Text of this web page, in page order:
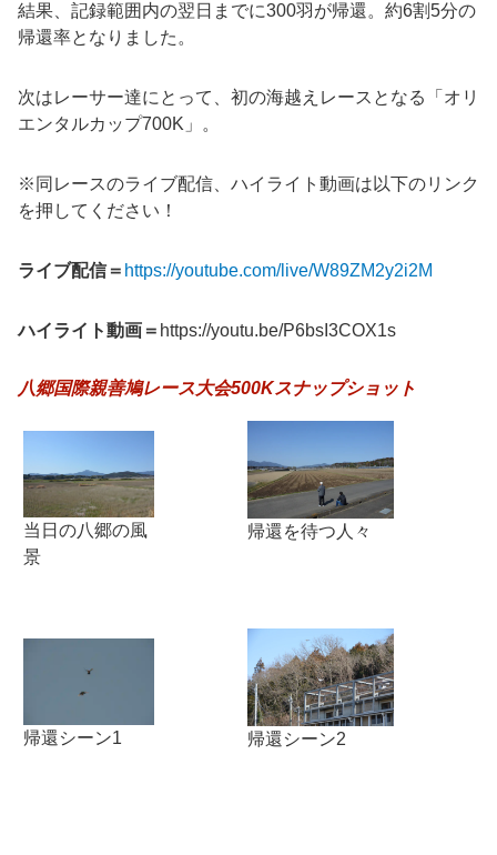
結果、記録範囲内の翌日までに300羽が帰還。約6割5分の
帰還率となりました。
次はレーサー達にとって、初の海越えレースとなる「オリ
エンタルカップ700K」。
※同レースのライブ配信、ハイライト動画は以下のリンク
を押してください！
ライブ配信＝ https://youtube.com/live/W89ZM2y2i2M
ハイライト動画＝ https://youtu.be/P6bsI3COX1s
八郷国際親善鳩レース大会500Kスナップショット
当日の八郷の風
景
帰還を待つ人々
帰還シーン1 帰還シーン2